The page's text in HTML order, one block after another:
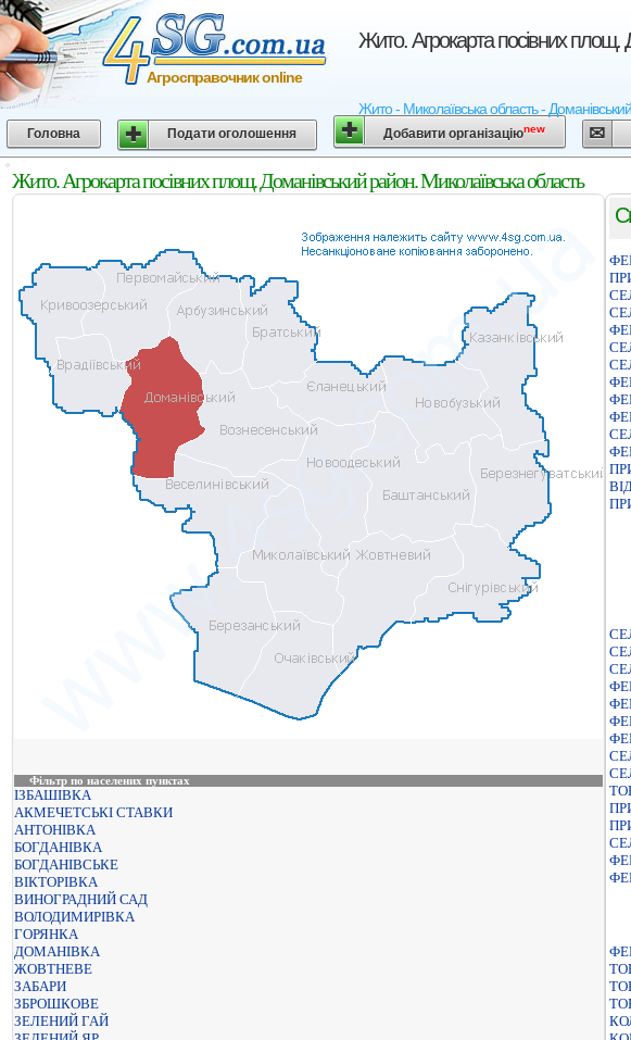
Жито. Агрокарта посівних площ.
Жито - Миколаївська область -
Агросправочник online
Головна Подати оголошення Добавити організаціюnew
Жито. Агрокарта посівних площ. Доманівський район. Миколаївська область
Фільтр по населених пунктах
ІЗБАШІВКА
АКМЕЧЕТСЬКІ СТАВКИ
АНТОНІВКА
БОГДАНІВКА
БОГДАНІВСЬКЕ
ВІКТОРІВКА
ВИНОГРАДНИЙ САД
ВОЛОДИМИРІВКА
ГОРЯНКА
ДОМАНІВКА
ЖОВТНЕВЕ
ЗАБАРИ
ЗБРОШКОВЕ
ЗЕЛЕНИЙ ГАЙ